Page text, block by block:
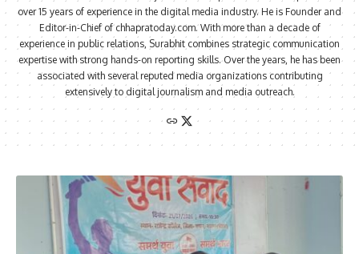
over 15 years of experience in the digital media industry. He is Founder and
Editor-in-Chief of chhapratoday.com. With more than a decade of
experience in public relations, Surabhit combines strategic communication
expertise with strong hands-on reporting skills. Over the years, he has been
associated with several reputed media organizations contributing
extensively to digital journalism and media outreach.